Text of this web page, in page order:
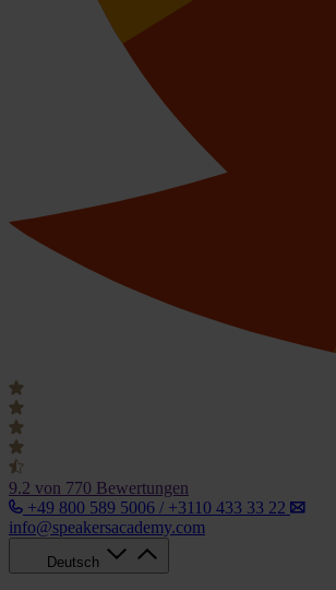
9.2 von 770 Bewertungen
+49 800 589 5006 / +3110 433 33 22
info@speakersacademy.com
Deutsch